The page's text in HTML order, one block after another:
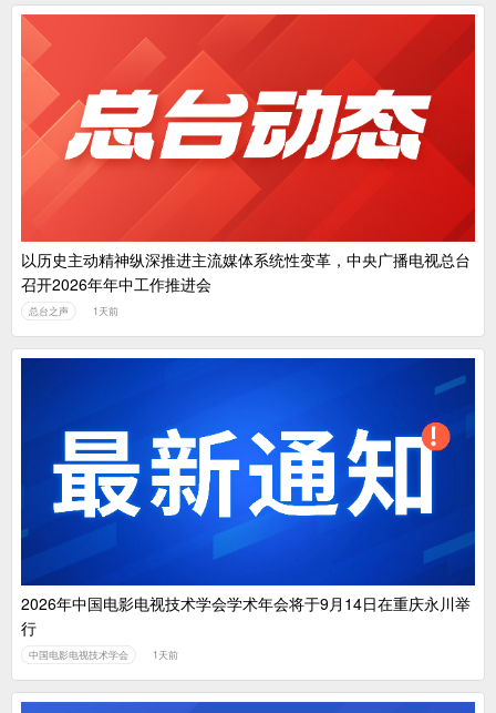
以历史主动精神纵深推进主流媒体系统性变革，中央广播电视总台
召开2026年年中工作推进会
总台之声 1天前
2026年中国电影电视技术学会学术年会将于9月14日在重庆永川举
行
中国电影电视技术学会 1天前